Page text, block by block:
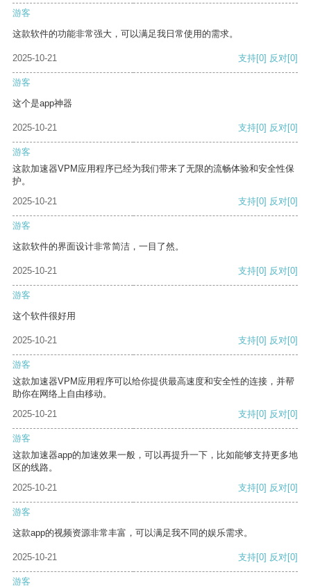
游客
这款软件的功能非常强大，可以满足我日常使用的需求。
2025-10-21 支持[0] 反对[0]
游客
这个是app神器
2025-10-21 支持[0] 反对[0]
游客
这款加速器VPM应用程序已经为我们带来了无限的流畅体验和安全性保
护。
2025-10-21
支持[0] 反对[0]
游客
这款软件的界面设计非常简洁，一目了然。
2025-10-21 支持[0] 反对[0]
游客
这个软件很好用
2025-10-21 支持[0] 反对[0]
游客
这款加速器VPM应用程序可以给你提供最高速度和安全性的连接，并帮
助你在网络上自由移动。
2025-10-21
支持[0] 反对[0]
游客
这款加速器app的加速效果一般，可以再提升一下，比如能够支持更多地
区的线路。
2025-10-21
支持[0] 反对[0]
游客
这款app的视频资源非常丰富，可以满足我不同的娱乐需求。
2025-10-21 支持[0] 反对[0]
游客